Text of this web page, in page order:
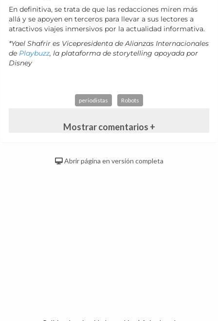
En definitiva, se trata de que las redacciones miren más
allá y se apoyen en terceros para llevar a sus lectores a
atractivos viajes inmersivos por la actualidad informativa.
*Yael Shafrir es Vicepresidenta de Alianzas Internacionales
de Playbuzz, la plataforma de storytelling apoyada por
Disney
periodistas Robots
Mostrar comentarios +
Abrir página en versión completa